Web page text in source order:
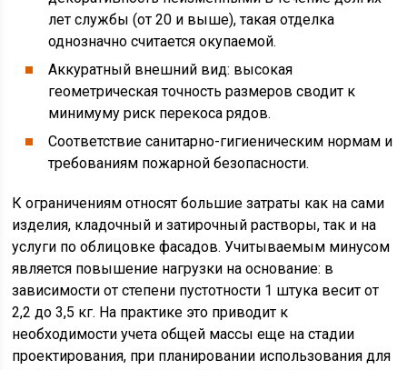
лет службы (от 20 и выше), такая отделка
однозначно считается окупаемой.
Аккуратный внешний вид: высокая
геометрическая точность размеров сводит к
минимуму риск перекоса рядов.
Соответствие санитарно-гигиеническим нормам и
требованиям пожарной безопасности.
К ограничениям относят большие затраты как на сами
изделия, кладочный и затирочный растворы, так и на
услуги по облицовке фасадов. Учитываемым минусом
является повышение нагрузки на основание: в
зависимости от степени пустотности 1 штука весит от
2,2 до 3,5 кг. На практике это приводит к
необходимости учета общей массы еще на стадии
проектирования, при планировании использования для